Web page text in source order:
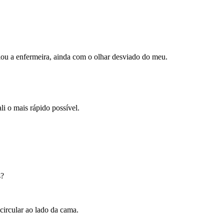
a enfermeira, ainda com o olhar desviado do meu.
o mais rápido possível.
ao lado da cama.